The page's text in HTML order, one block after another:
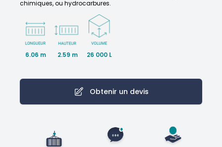
chimiques, ou hydrocarbures.
6.06 m 2.59 m 26 000 L
Obtenir un devis